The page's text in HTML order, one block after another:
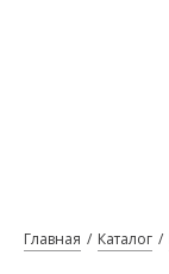
Главная Каталог